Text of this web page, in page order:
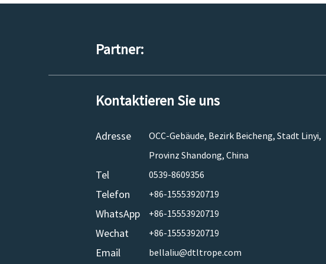
Partner:
Kontaktieren Sie uns
Adresse
OCC-Gebäude, Bezirk Beicheng, Stadt Linyi,
Provinz Shandong, China
Tel 0539-8609356
Telefon +86-15553920719
WhatsApp +86-15553920719
Wechat +86-15553920719
Email bellaliu@dtltrope.com